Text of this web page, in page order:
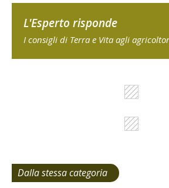
L'Esperto risponde
I consigli di Terra e Vita agli
Dalla stessa categoria